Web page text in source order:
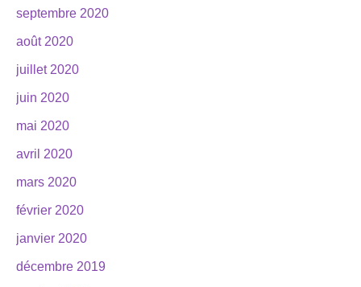
septembre 2020
août 2020
juillet 2020
juin 2020
mai 2020
avril 2020
mars 2020
février 2020
janvier 2020
décembre 2019